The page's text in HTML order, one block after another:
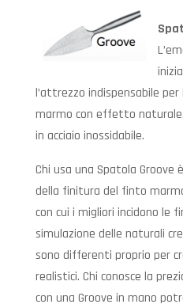
l’attrezzo indispensabile per
marmo con effetto
in acciaio inossidabile.
Chi usa una Spatola Groove
della finitura del finto
con cui i migliori incidono le
simulazione delle naturali
sono differenti proprio per
realistici. Chi conosce la
con una Groove in mano